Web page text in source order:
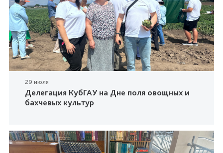
29 июля
Делегация КубГАУ на Дне поля овощных и
бахчевых культур